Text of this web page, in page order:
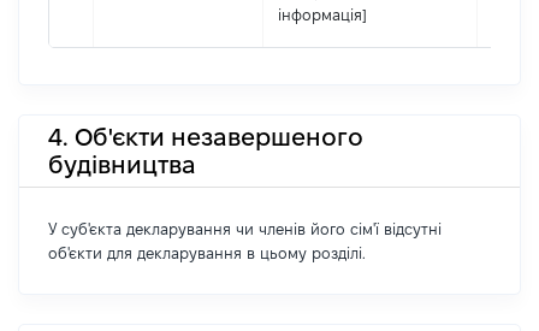
інформація]
4. Об'єкти незавершеного
будівництва
У суб'єкта декларування чи членів його сім'ї відсутні
об'єкти для декларування в цьому розділі.